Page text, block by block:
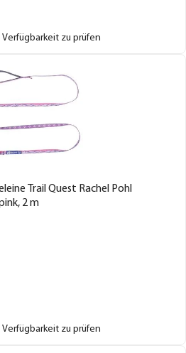
Verfügbarkeit zu prüfen
Trail Quest Rachel Pohl
2 m
Verfügbarkeit zu prüfen